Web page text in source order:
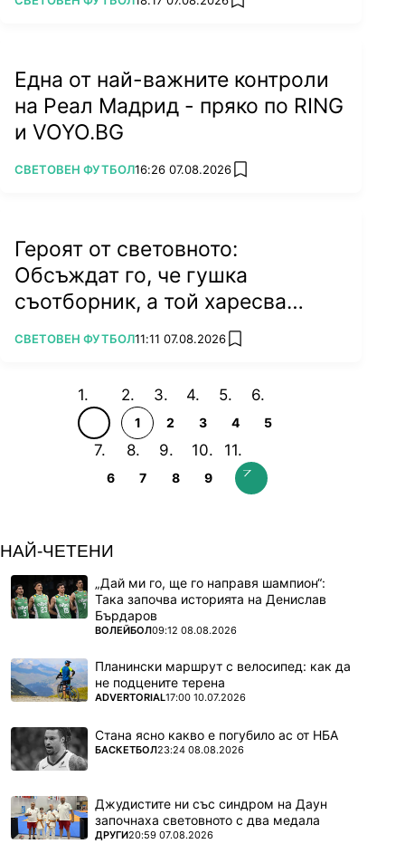
add favorites
Една от най-важните контроли
на Реал Мадрид - пряко по RING
и VOYO.BG
ПОВЕЧЕ ОТ
СВЕТОВЕН ФУТБОЛ16:26 07.08.2026 add favorites
Героят от световното:
Обсъждат го, че гушка
съотборник, а той харесва
бившата на колега
ПОВЕЧЕ ОТ
СВЕТОВЕН ФУТБОЛ11:11 07.08.2026 add favorites
1 2 3 4 5
6 7 8 9
НАЙ-ЧЕТЕНИ
„Дай ми го, ще го направя шампион“:
Така започва историята на Денислав
Бърдаров
ПОВЕЧЕ ОТ
ВОЛЕЙБОЛ09:12 08.08.2026
Планински маршрут с велосипед: как да
не подцените терена
ПОВЕЧЕ ОТ
ADVERTORIAL17:00 10.07.2026
Стана ясно какво е погубило ас от НБА
ПОВЕЧЕ ОТ
БАСКЕТБОЛ23:24 08.08.2026
Джудистите ни със синдром на Даун
започнаха световното с два медала
ПОВЕЧЕ ОТ
ДРУГИ20:59 07.08.2026